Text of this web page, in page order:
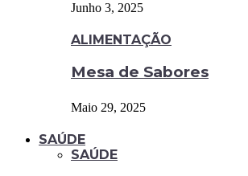
Junho 3, 2025
ALIMENTAÇÃO
Mesa de Sabores
Maio 29, 2025
SAÚDE
SAÚDE